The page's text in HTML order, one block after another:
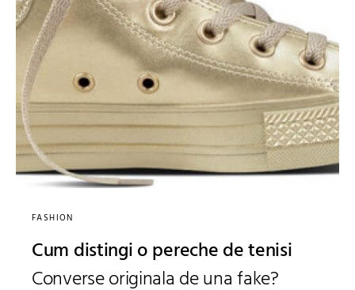
FASHION
Cum distingi o pereche de tenisi
Converse originala de una fake?